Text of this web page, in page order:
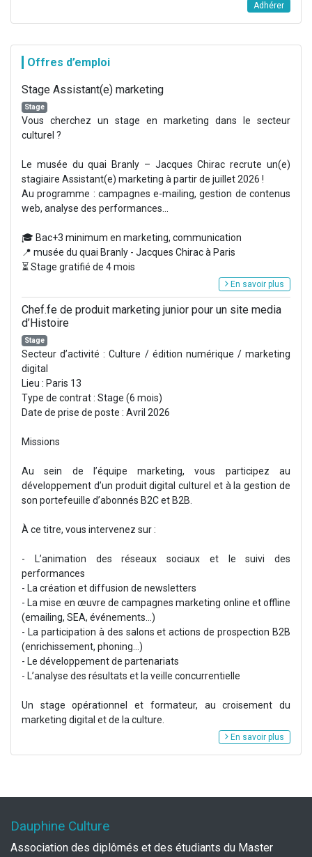
Adhérer
Offres d’emploi
Stage Assistant(e) marketing
Stage
Vous cherchez un stage en marketing dans le secteur
culturel ?
Le musée du quai Branly – Jacques Chirac recrute un(e)
stagiaire Assistant(e) marketing à partir de juillet 2026 !
Au programme : campagnes e-mailing, gestion de contenus
web, analyse des performances...
🎓 Bac+3 minimum en marketing, communication
📍 musée du quai Branly - Jacques Chirac à Paris
⏳ Stage gratifié de 4 mois
En savoir plus
Chef.fe de produit marketing junior pour un site media
d’Histoire
Stage
Secteur d’activité : Culture / édition numérique / marketing
digital
Lieu : Paris 13
Type de contrat : Stage (6 mois)
Date de prise de poste : Avril 2026
Missions
Au sein de l’équipe marketing, vous participez au
développement d’un produit digital culturel et à la gestion de
son portefeuille d’abonnés B2C et B2B.
À ce titre, vous intervenez sur :
- L’animation des réseaux sociaux et le suivi des
performances
- La création et diffusion de newsletters
- La mise en œuvre de campagnes marketing online et offline
(emailing, SEA, événements…)
- La participation à des salons et actions de prospection B2B
(enrichissement, phoning...)
- Le développement de partenariats
- L’analyse des résultats et la veille concurrentielle
Un stage opérationnel et formateur, au croisement du
marketing digital et de la culture.
En savoir plus
Dauphine Culture
Association des diplômés et des étudiants du Master